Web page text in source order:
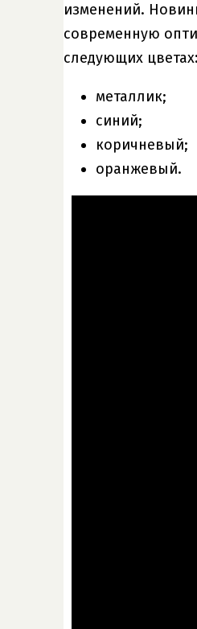
изменений.
современную
следующих цветах:
металлик;
синий;
коричневый;
оранжевый.